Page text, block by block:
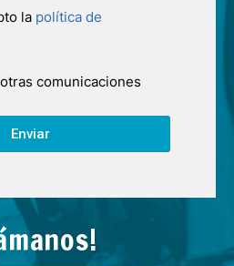
la política de
comunicaciones
Enviar